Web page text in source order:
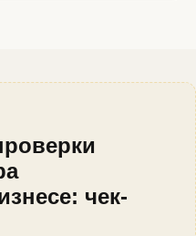
чек-